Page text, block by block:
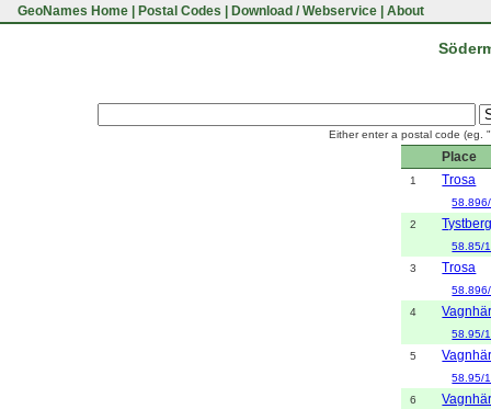
GeoNames Home Postal Codes Download / Webservice About
Either enter a postal code (eg.
Place
1 Trosa
2
58.85/
3
Trosa
4
58.95/
5
58.95/
6